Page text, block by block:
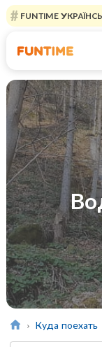
FUNTIME
Куда поехать